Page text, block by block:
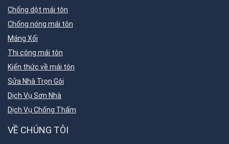
Chống dột mái tôn
Chống nóng mái tôn
Máng Xối
Thi công mái tôn
Kiến thức về mái tôn
Sửa Nhà Trọn Gói
Dịch Vụ Sơn Nhà
Dịch Vụ Chống Thấm
VỀ CHÚNG TÔI